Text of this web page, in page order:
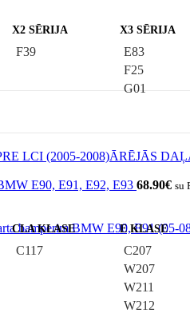
X2 SĒRIJA
F39
X3 SĒRIJA
E83
F25
G01
CLA KLASE
C117
E KLASE
C207
W207
W211
W212
LCI (2005-2008)ĀRĒJĀS
E90, E91, E92, E93 68.90€ su
bamperim BMW E90, E91 (05-